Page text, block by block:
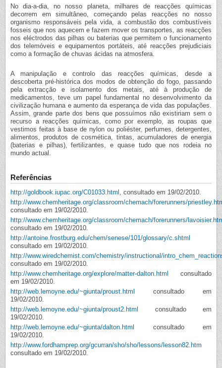
No dia-a-dia, no nosso planeta, milhares de reacções químicas
decorrem em simultâneo, começando pelas reacções no nosso
organismo responsáveis pela vida, a combustão dos combustíveis
fosseis que nos aquecem e fazem mover os transportes, as reacções
nos eléctrodos das pilhas ou baterias que permitem o funcionamento
dos telemóveis e equipamentos portáteis, até reacções prejudiciais
como a formação de chuvas ácidas na atmosfera.
A manipulação e controlo das reacções químicas, desde a
descoberta pré-histórica dos modos de obtenção do fogo, passando
pela extracção e isolamento dos metais, até à produção de
medicamentos, teve um papel fundamental no desenvolvimento da
civilização humana e aumento da esperança de vida das populações.
Assim, grande parte dos bens que possuímos não existiriam sem o
recurso a reacções químicas, como por exemplo, as roupas que
vestimos feitas à base de nylon ou poliéster, perfumes, detergentes,
alimentos, produtos de cosmética, tintas, acumuladores de energia
(baterias e pilhas), fertilizantes, e quase tudo que nos rodeia no
mundo actual.
Referências
http://goldbook.iupac.org/C01033.html , consultado em 19/02/2010.
http://www.chemheritage.org/classroom/chemach/forerunners/
consultado em 19/02/2010.
http://www.chemheritage.org/classroom/chemach/forerunners/
consultado em 19/02/2010.
http://antoine.frostburg.edu/chem/senese/101/glossary/c.shtml
consultado em 19/02/2010.
http://www.wiredchemist.com/chemistry/instructional/
consultado em 19/02/2010.
http://www.chemheritage.org/explore/matter-dalton.html
consultado
em 19/02/2010.
http://web.lemoyne.edu/~giunta/proust.html
consultado em
19/02/2010.
http://web.lemoyne.edu/~giunta/proust2.html
consultado em
19/02/2010.
http://web.lemoyne.edu/~giunta/dalton.html
consultado em
19/02/2010.
http://www.fordhamprep.org/gcurran/sho/sho/lessons/lesson82.htm
consultado em 19/02/2010.